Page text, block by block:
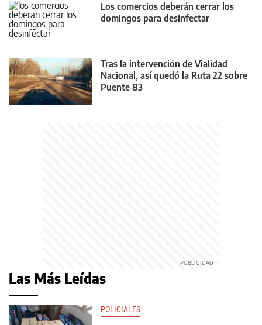
Los comercios deberán cerrar los
domingos para desinfectar
Tras la intervención de Vialidad
Nacional, así quedó la Ruta 22 sobre
Puente 83
Las Más Leídas
POLICIALES